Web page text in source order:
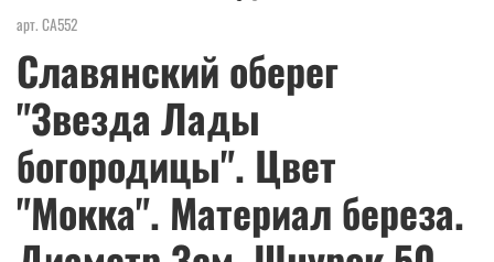
арт. СА552
Славянский оберег
"Звезда Лады
богородицы". Цвет
"Мокка". Материал береза.